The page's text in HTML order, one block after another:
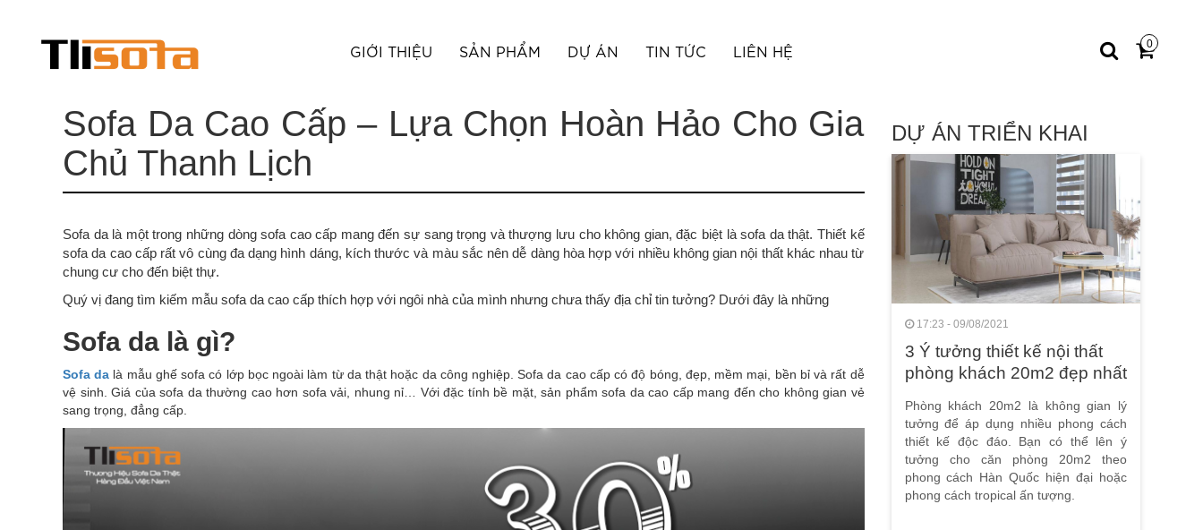
GIỚI THIỆU SẢN PHẨM DỰ ÁN TIN TỨC LIÊN HỆ 0
Sofa Da Cao Cấp – Lựa Chọn Hoàn Hảo Cho Gia
Chủ Thanh Lịch
Sofa da là một trong những dòng sofa cao cấp mang đến sự sang trọng và thượng lưu cho không gian, đặc biệt là sofa da thật. Thiết kế
sofa da cao cấp rất vô cùng đa dạng hình dáng, kích thước và màu sắc nên dễ dàng hòa hợp với nhiều không gian nội thất khác nhau từ
chung cư cho đến biệt thự.
Quý vị đang tìm kiếm mẫu sofa da cao cấp thích hợp với ngôi nhà của mình nhưng chưa thấy địa chỉ tin tưởng? Dưới đây là những
Sofa da là gì?
Sofa da là mẫu ghế sofa có lớp bọc ngoài làm từ da thật hoặc da công nghiệp. Sofa da cao cấp có độ bóng, đẹp, mềm mại, bền bỉ và rất dễ
vệ sinh. Giá của sofa da thường cao hơn sofa vải, nhung nỉ… Với đặc tính bề mặt, sản phẩm sofa da cao cấp mang đến cho không gian vẻ
sang trọng, đẳng cấp.
DỰ ÁN TRIỂN KHAI
17:23 - 09/08/2021
3 Ý tưởng thiết kế nội thất
phòng khách 20m2 đẹp nhất
Phòng khách 20m2 là không gian lý
tưởng để áp dụng nhiều phong cách
thiết kế độc đáo. Bạn có thể lên ý
tưởng cho căn phòng 20m2 theo
phong cách Hàn Quốc hiện đại hoặc
phong cách tropical ấn tượng.